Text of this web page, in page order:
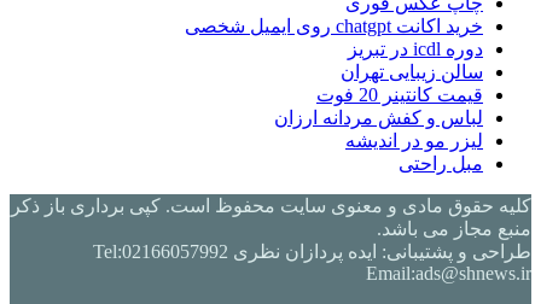
خرید اکانت chatgpt روی ایمیل شخصی
دوره icdl در تبریز
سالن زیبایی تهران
قیمت کانتینر 20 فوت
لباس و کفش مردانه ارزان
لیزر مو در اندیشه
مبل راحتی
کلیه حقوق مادی و معنوی سایت محفوظ است. کپی برداری باز ذکر
منبع مجاز می باشد.
طراحی و پشتیبانی: ایده پردازان نظری Tel:02166057992
Email:ads@shnews.ir